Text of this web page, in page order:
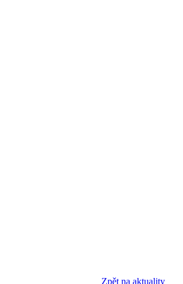
Zpět na aktuality